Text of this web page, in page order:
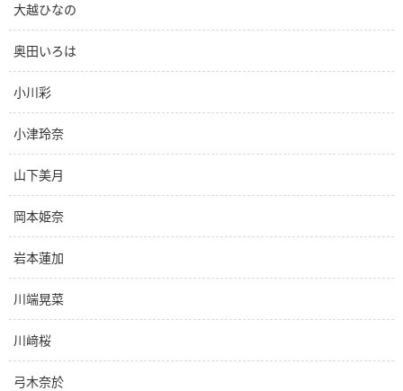
大越ひなの
奥田いろは
小川彩
小津玲奈
山下美月
岡本姫奈
岩本蓮加
川端晃菜
川﨑桜
弓木奈於